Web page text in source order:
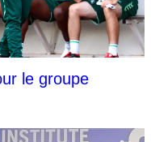
le groupe